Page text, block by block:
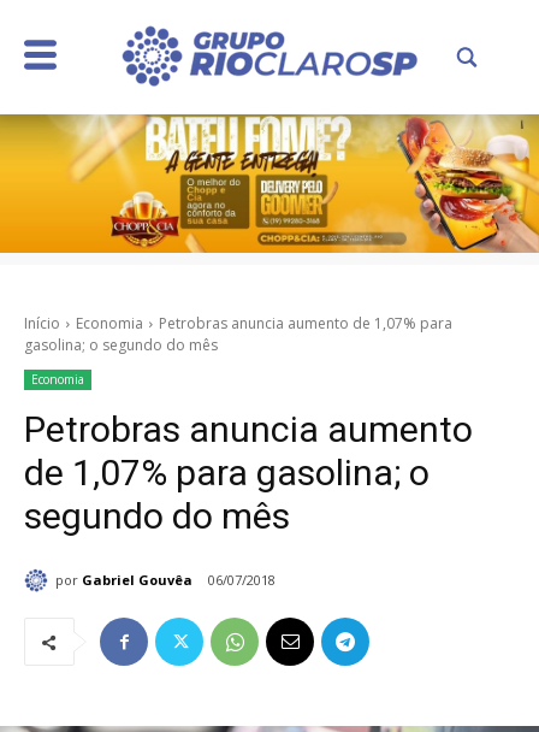
Início Economia
Petrobras anuncia aumento de 1,07% para
gasolina; o segundo do mês
Economia
Petrobras anuncia aumento
de 1,07% para gasolina; o
segundo do mês
por Gabriel Gouvêa 06/07/2018